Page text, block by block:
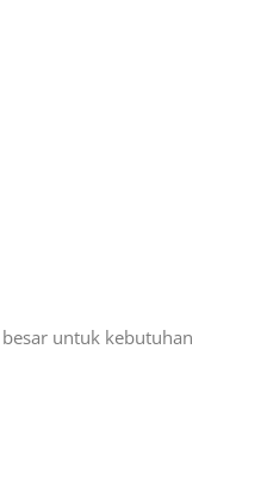
untuk kebutuhan